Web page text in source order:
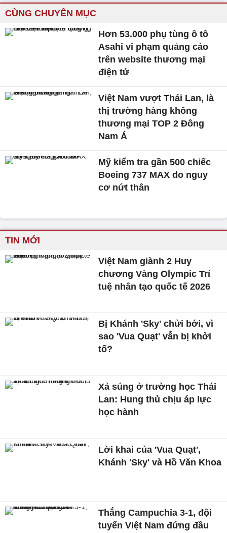
CÙNG CHUYÊN MỤC
Hơn 53.000 phụ tùng ô tô
Asahi vi phạm quảng cáo
trên website thương mại
điện tử
Việt Nam vượt Thái Lan, là
thị trường hàng không
thương mại TOP 2 Đông
Nam Á
Mỹ kiểm tra gần 500 chiếc
Boeing 737 MAX do nguy
cơ nứt thân
TIN MỚI
Việt Nam giành 2 Huy
chương Vàng Olympic Trí
tuệ nhân tạo quốc tế 2026
Bị Khánh 'Sky' chửi bới, vì
sao 'Vua Quạt' vẫn bị khởi
tố?
Xả súng ở trường học Thái
Lan: Hung thủ chịu áp lực
học hành
Lời khai của 'Vua Quạt',
Khánh 'Sky' và Hồ Văn Khoa
Thắng Campuchia 3-1, đội
tuyển Việt Nam đứng đầu